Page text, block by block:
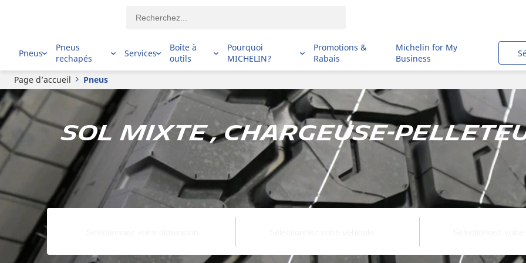
Pneus
Pneus
rechapés
Services
Boîte à
outils
Pourquoi
MICHELIN?
Promotions &
Rabais
Michelin for My
Business
Page d’accueil Pneus
Sol mixte , Chargeuse-